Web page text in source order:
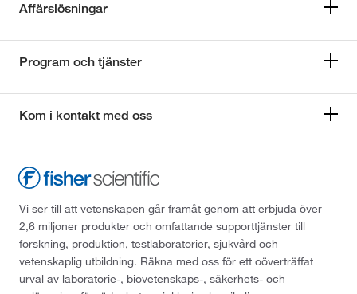
Affärslösningar
Program och tjänster
Kom i kontakt med oss
Vi ser till att vetenskapen går framåt genom att erbjuda över
2,6 miljoner produkter och omfattande supporttjänster till
forskning, produktion, testlaboratorier, sjukvård och
vetenskaplig utbildning. Räkna med oss för ett oöverträffat
urval av laboratorie-, biovetenskaps-, säkerhets- och